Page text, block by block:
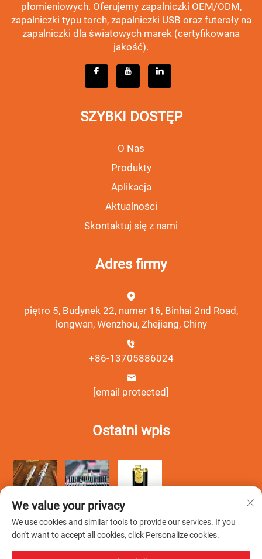
płomieniowych. Oferujemy zapalniczki OEM/ODM,
zapalniczki typu torch, zapalniczki USB oraz futerały na
zapalniczki dla światowych marek (certyfikowana
jakość).
SZYBKI DOSTĘP
O Nas
Produkty
Aplikacja
Aktualności
Skontaktuj się z nami
Adres firmy
piętro 5, Budynek 22, numer 16, Binhai 2nd Road,
longwan, Wenzhou, Zhejiang, Chiny
+86-13705886024
[email protected]
Ostatni wpis
We value your privacy
We use cookies and similar tools to provide our services. If you
don't want to accept all cookies, click Personalize cookies.